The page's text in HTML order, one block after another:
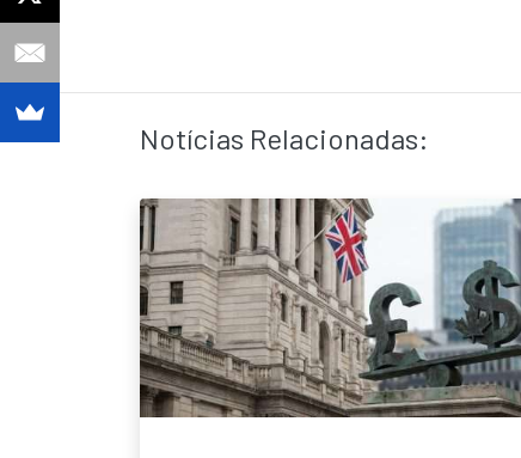
Notícias Relacionadas: